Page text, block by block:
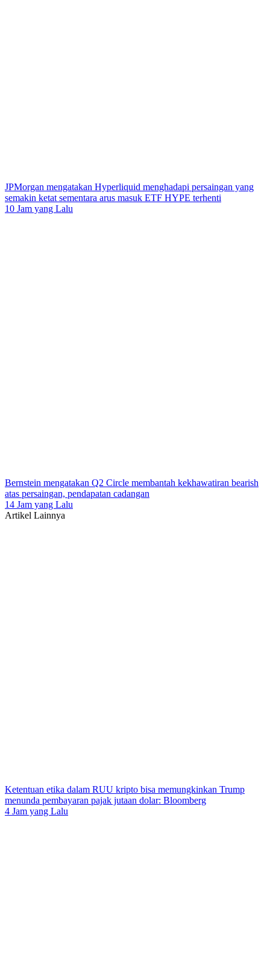
JPMorgan mengatakan Hyperliquid menghadapi persaingan yang
semakin ketat sementara arus masuk ETF HYPE terhenti
10 Jam yang Lalu
Bernstein mengatakan Q2 Circle membantah kekhawatiran bearish
atas persaingan, pendapatan cadangan
14 Jam yang Lalu
Artikel Lainnya
Ketentuan etika dalam RUU kripto bisa memungkinkan Trump
menunda pembayaran pajak jutaan dolar: Bloomberg
4 Jam yang Lalu